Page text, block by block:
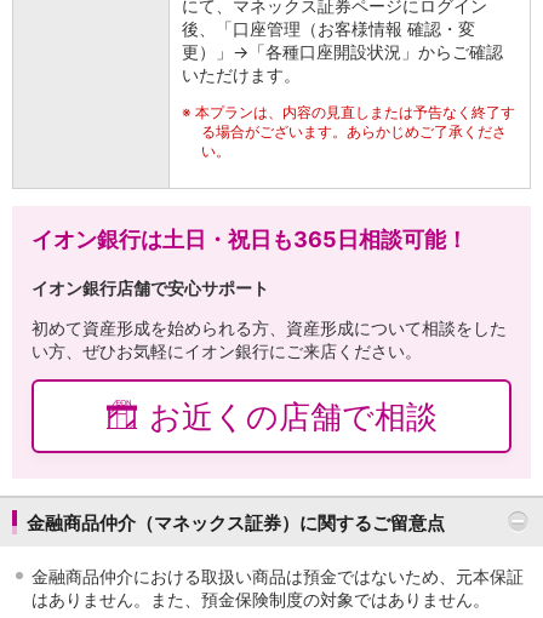
にて、マネックス証券ページにログイン
後、「口座管理（お客様情報 確認・変
更）」→「各種口座開設状況」からご確認
いただけます。
※ 本プランは、内容の見直しまたは予告なく終了す
る場合がございます。あらかじめご了承くださ
い。
イオン銀行は土日・祝日も365日相談可能！
イオン銀行店舗で安心サポート
初めて資産形成を始められる方、資産形成について相談をした
い方、ぜひお気軽にイオン銀行にご来店ください。
お近くの店舗で相談
金融商品仲介（マネックス証券）に関するご留意点
金融商品仲介における取扱い商品は預金ではないため、元本保証
はありません。また、預金保険制度の対象ではありません。